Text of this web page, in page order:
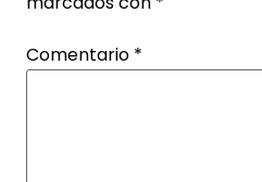
Comentario *